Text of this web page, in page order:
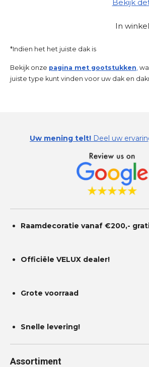
Bekijk
In
*Indien het het juiste dak is
Bekijk onze pagina met gootstukken,
juiste type kunt vinden voor uw dak en
Uw mening telt! Deel uw
Raamdecoratie vanaf €200,-
Officiële VELUX dealer!
Grote voorraad
Snelle levering!
Assortiment